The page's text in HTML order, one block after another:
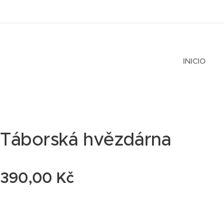
INICIO
Táborská hvězdárna
390,00 Kč